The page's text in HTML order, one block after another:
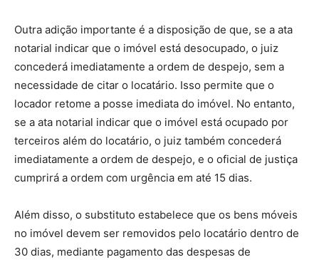
Outra adição importante é a disposição de que, se a ata
notarial indicar que o imóvel está desocupado, o juiz
concederá imediatamente a ordem de despejo, sem a
necessidade de citar o locatário. Isso permite que o
locador retome a posse imediata do imóvel. No entanto,
se a ata notarial indicar que o imóvel está ocupado por
terceiros além do locatário, o juiz também concederá
imediatamente a ordem de despejo, e o oficial de justiça
cumprirá a ordem com urgência em até 15 dias.
Além disso, o substituto estabelece que os bens móveis
no imóvel devem ser removidos pelo locatário dentro de
30 dias, mediante pagamento das despesas de